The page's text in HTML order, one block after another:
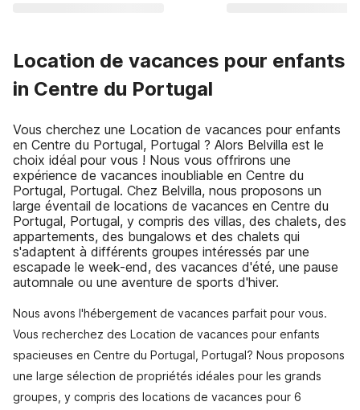
Location de vacances pour enfants
in Centre du Portugal
Vous cherchez une Location de vacances pour enfants
en Centre du Portugal, Portugal ? Alors Belvilla est le
choix idéal pour vous ! Nous vous offrirons une
expérience de vacances inoubliable en Centre du
Portugal, Portugal. Chez Belvilla, nous proposons un
large éventail de locations de vacances en Centre du
Portugal, Portugal, y compris des villas, des chalets, des
appartements, des bungalows et des chalets qui
s'adaptent à différents groupes intéressés par une
escapade le week-end, des vacances d'été, une pause
automnale ou une aventure de sports d'hiver.
Nous avons l'hébergement de vacances parfait pour vous.
Vous recherchez des Location de vacances pour enfants
spacieuses en Centre du Portugal, Portugal? Nous proposons
une large sélection de propriétés idéales pour les grands
groupes, y compris des locations de vacances pour 6